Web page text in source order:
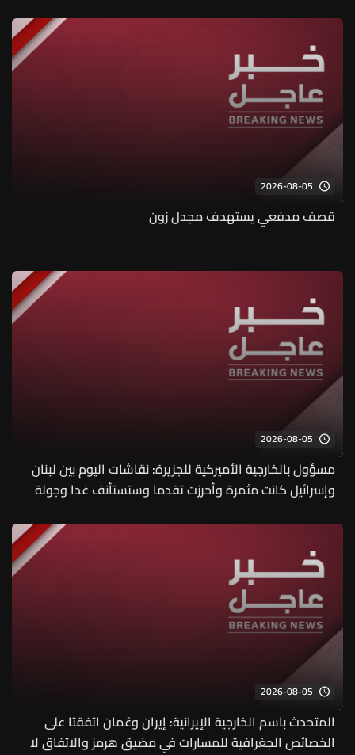
2026-08-05
قصف مدفعي يستهدف مجدل زون
2026-08-05
مسؤول بالخارجية الأميركية للجزيرة: نقاشات اليوم بين لبنان
وإسرائيل كانت مثمرة وأحرزت تقدما وستستأنف غدا وجولة
تطورات ميدانية
2026-08-05
المتحدث باسم الخارجية الإيرانية: إيران وعُمان اتفقتا على
الخصائص الجغرافية للمسارات في مضيق هرمز والاتفاق لا